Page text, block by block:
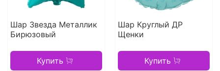
Шар Звезда Металлик
Бирюзовый
Купить
Шар Круглый ДР
Щенки
Купить